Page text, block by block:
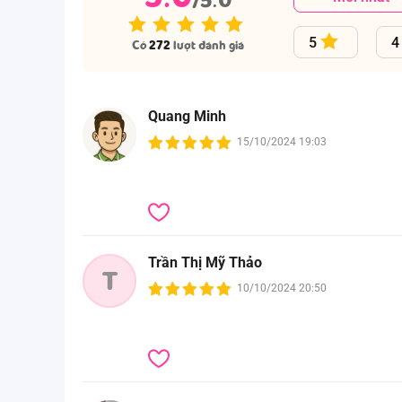
Tỷ lệ pha gợi ý
Có272 lượt đánh giá 5 4
Quang Minh
15/10/2024 19:03
T
Trần Thị Mỹ Thảo
10/10/2024 20:50